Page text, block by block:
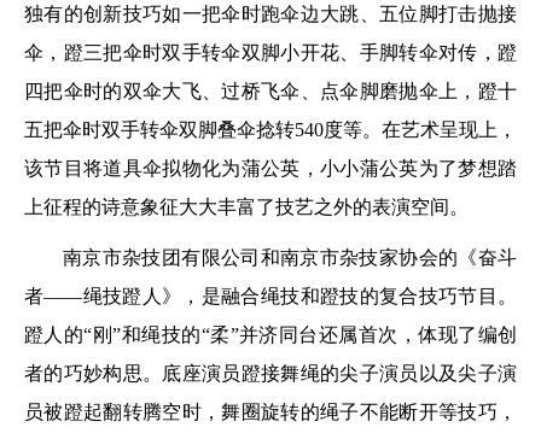
独有的创新技巧如一把伞时跑伞边大跳、五位脚打击抛接
伞，蹬三把伞时双手转伞双脚小开花、手脚转伞对传，蹬
四把伞时的双伞大飞、过桥飞伞、点伞脚磨抛伞上，蹬十
五把伞时双手转伞双脚叠伞捻转540度等。在艺术呈现上，
该节目将道具伞拟物化为蒲公英，小小蒲公英为了梦想踏
上征程的诗意象征大大丰富了技艺之外的表演空间。
南京市杂技团有限公司和南京市杂技家协会的《奋斗
者——绳技蹬人》，是融合绳技和蹬技的复合技巧节目。
蹬人的“刚”和绳技的“柔”并济同台还属首次，体现了编创
者的巧妙构思。底座演员蹬接舞绳的尖子演员以及尖子演
员被蹬起翻转腾空时，舞圈旋转的绳子不能断开等技巧，